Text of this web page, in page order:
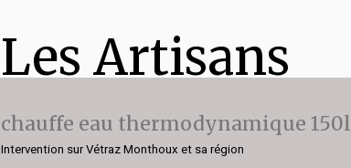
Les Artisans
chauffe eau thermodynamique 150l
Intervention sur Vétraz Monthoux et sa région